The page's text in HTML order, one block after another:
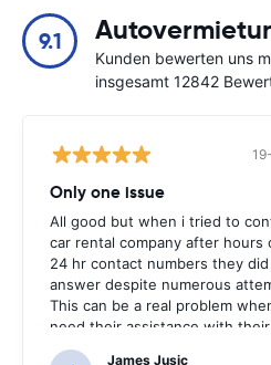
9.1
Kunden bewerten uns
insgesamt 12842
Only one issue
All good but when i tried to
car rental company after hours
24 hr contact numbers they
answer despite numerous
This can be a real problem
need their assistance with their
services or car.
James Jusic